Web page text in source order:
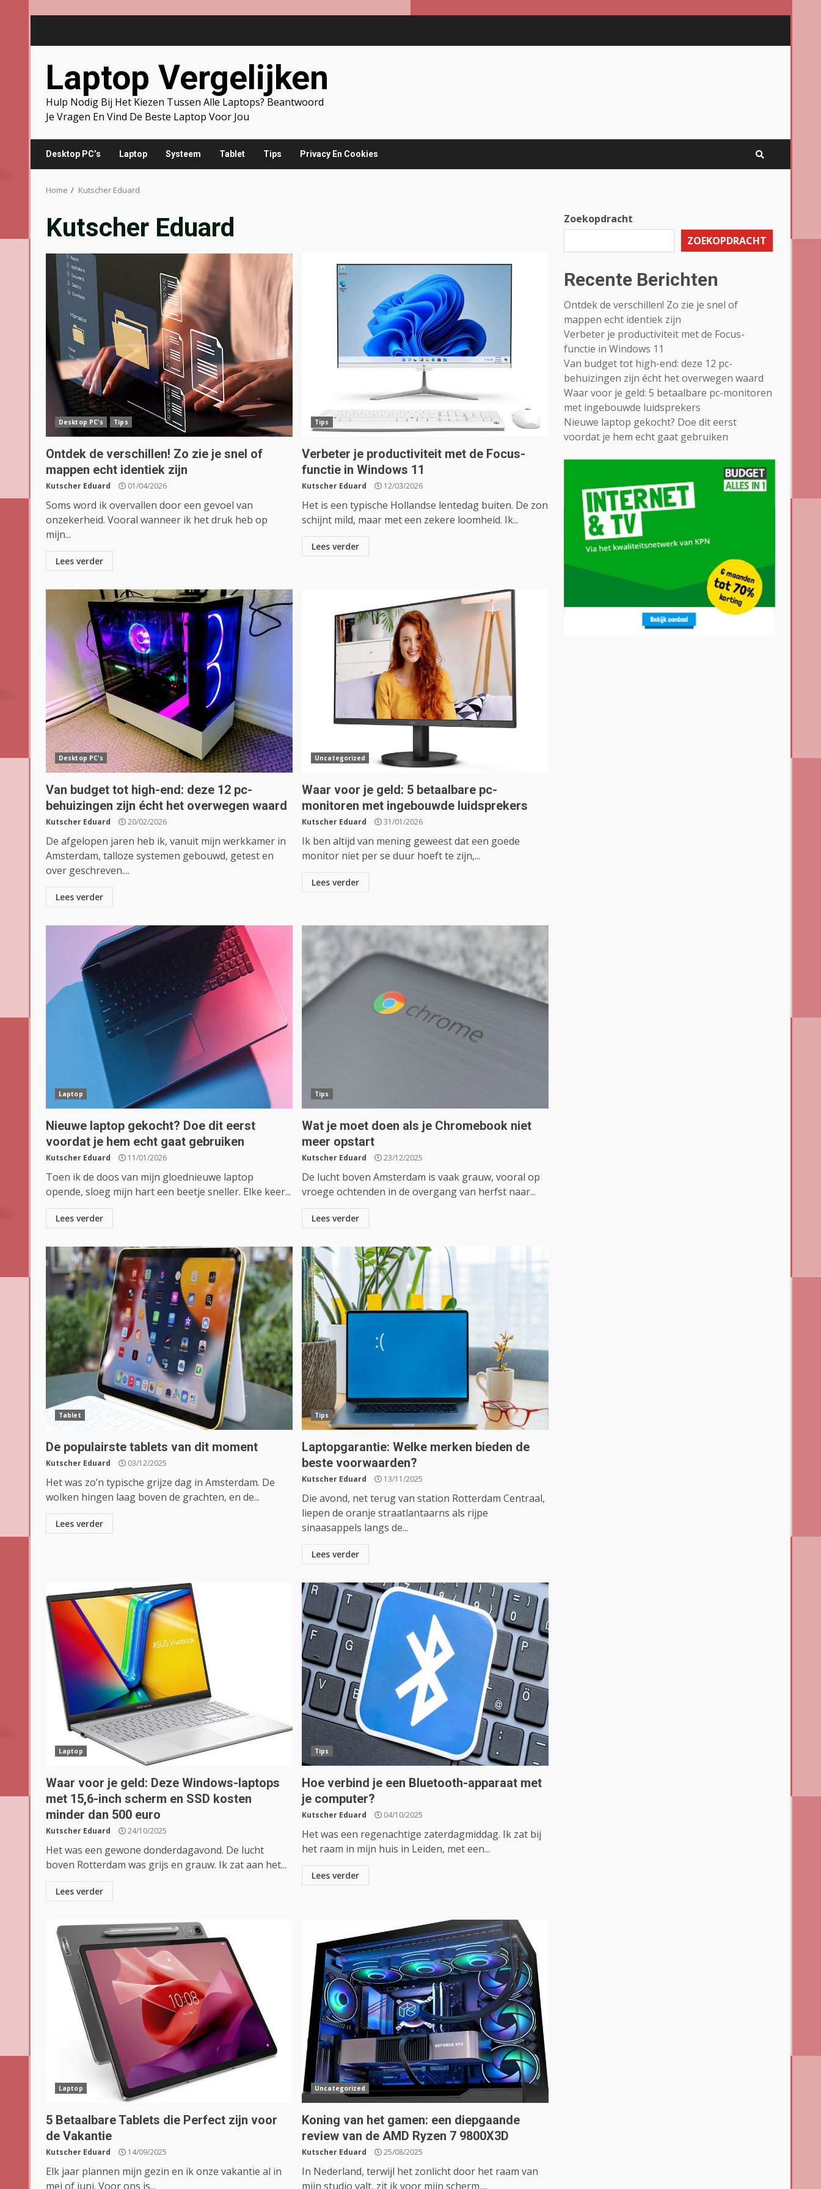
Laptop Vergelijken
Hulp Nodig Bij Het Kiezen Tussen Alle Laptops? Beantwoord
Je Vragen En Vind De Beste Laptop Voor Jou
Desktop PC’s Laptop Systeem Tablet Tips Privacy En Cookies
Home Kutscher Eduard
Kutscher Eduard
Desktop PC's Tips
Ontdek de verschillen! Zo zie je snel of
mappen echt identiek zijn
Kutscher Eduard 01/04/2026
Soms word ik overvallen door een gevoel van
onzekerheid. Vooral wanneer ik het druk heb op
mijn...
Lees verder
Tips
Verbeter je productiviteit met de Focus-
functie in Windows 11
Kutscher Eduard 12/03/2026
Het is een typische Hollandse lentedag buiten. De zon
schijnt mild, maar met een zekere loomheid. Ik...
Lees verder
Desktop PC's
Van budget tot high-end: deze 12 pc-
behuizingen zijn écht het overwegen waard
Kutscher Eduard 20/02/2026
De afgelopen jaren heb ik, vanuit mijn werkkamer in
Amsterdam, talloze systemen gebouwd, getest en
over geschreven....
Lees verder
Uncategorized
Waar voor je geld: 5 betaalbare pc-
monitoren met ingebouwde luidsprekers
Kutscher Eduard 31/01/2026
Ik ben altijd van mening geweest dat een goede
monitor niet per se duur hoeft te zijn,...
Lees verder
Laptop
Nieuwe laptop gekocht? Doe dit eerst
voordat je hem echt gaat gebruiken
Kutscher Eduard 11/01/2026
Toen ik de doos van mijn gloednieuwe laptop
opende, sloeg mijn hart een beetje sneller. Elke keer...
Lees verder
Tips
Wat je moet doen als je Chromebook niet
meer opstart
Kutscher Eduard 23/12/2025
De lucht boven Amsterdam is vaak grauw, vooral op
vroege ochtenden in de overgang van herfst naar...
Lees verder
Tablet
De populairste tablets van dit moment
Kutscher Eduard 03/12/2025
Het was zo’n typische grijze dag in Amsterdam. De
wolken hingen laag boven de grachten, en de...
Lees verder
Tips
Laptopgarantie: Welke merken bieden de
beste voorwaarden?
Kutscher Eduard 13/11/2025
Die avond, net terug van station Rotterdam Centraal,
liepen de oranje straatlantaarns als rijpe
sinaasappels langs de...
Lees verder
Laptop
Waar voor je geld: Deze Windows-laptops
met 15,6-inch scherm en SSD kosten
minder dan 500 euro
Kutscher Eduard 24/10/2025
Het was een gewone donderdagavond. De lucht
boven Rotterdam was grijs en grauw. Ik zat aan het...
Lees verder
Tips
Hoe verbind je een Bluetooth-apparaat met
je computer?
Kutscher Eduard 04/10/2025
Het was een regenachtige zaterdagmiddag. Ik zat bij
het raam in mijn huis in Leiden, met een...
Lees verder
Laptop
5 Betaalbare Tablets die Perfect zijn voor
de Vakantie
Kutscher Eduard 14/09/2025
Elk jaar plannen mijn gezin en ik onze vakantie al in
mei of juni. Voor ons is...
Uncategorized
Koning van het gamen: een diepgaande
review van de AMD Ryzen 7 9800X3D
Kutscher Eduard 25/08/2025
In Nederland, terwijl het zonlicht door het raam van
mijn studio valt, zit ik voor mijn scherm,...
Zoekopdracht
ZOEKOPDRACHT
Recente Berichten
Ontdek de verschillen! Zo zie je snel of
mappen echt identiek zijn
Verbeter je productiviteit met de Focus-
functie in Windows 11
Van budget tot high-end: deze 12 pc-
behuizingen zijn écht het overwegen waard
Waar voor je geld: 5 betaalbare pc-monitoren
met ingebouwde luidsprekers
Nieuwe laptop gekocht? Doe dit eerst
voordat je hem echt gaat gebruiken